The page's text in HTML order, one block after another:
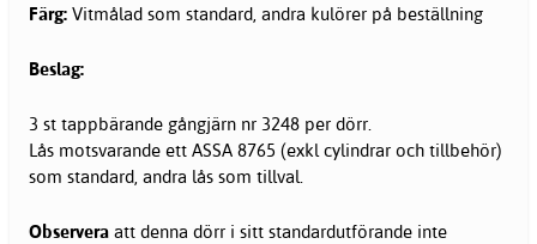
Färg: Vitmålad som standard, andra kulörer på beställning
Beslag:
3 st tappbärande gångjärn nr 3248 per dörr.
Lås motsvarande ett ASSA 8765 (exkl cylindrar och tillbehör)
som standard, andra lås som tillval.
Observera att denna dörr i sitt standardutförande inte